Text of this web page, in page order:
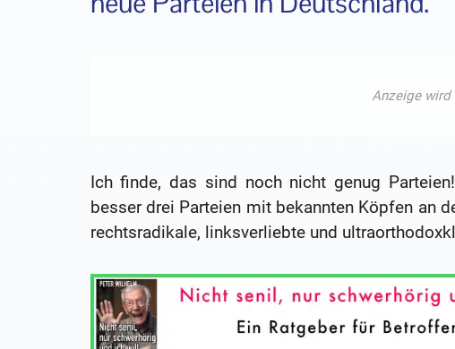
Ich finde, das sind noch nicht genug
besser drei Parteien mit bekannten Köpfen an
rechtsradikale, linksverliebte und